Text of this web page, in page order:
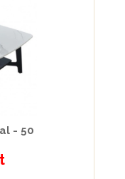
- 50